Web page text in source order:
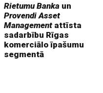
Rietumu Banka un
Provendi Asset
Management attīsta
sadarbību Rīgas
komerciālo īpašumu
segmentā